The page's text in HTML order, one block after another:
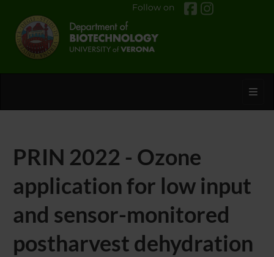
Follow on
PRIN 2022 - Ozone
application for low input
and sensor-monitored
postharvest dehydration